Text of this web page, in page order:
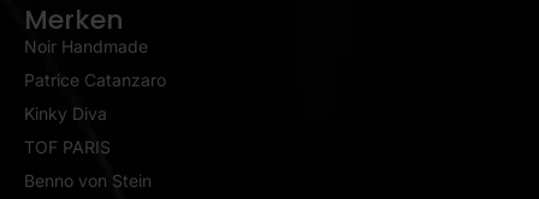
Merken
Noir Handmade
Patrice Catanzaro
Kinky Diva
TOF PARIS
Benno von Stein